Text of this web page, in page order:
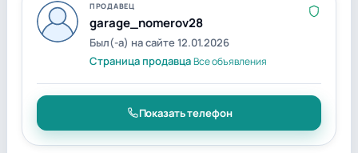
ПРОДАВЕЦ
garage_nomerov28
Был(-а) на сайте 12.01.2026
Страница продавцаВсе объявления
Показать телефон